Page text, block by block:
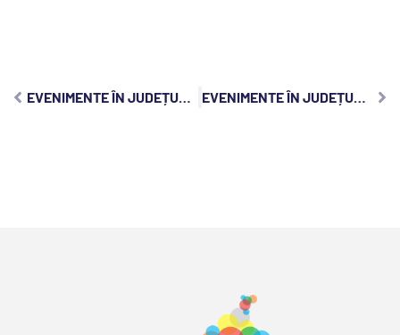
EVENIMENTE ÎN JUDEȚUL CLUJ, VINERI, 31 MARTIE 2023: EVENIMENTE ÎN JUDEȚUL CLUJ, DUMINICĂ, 2 APRILIE 2023: